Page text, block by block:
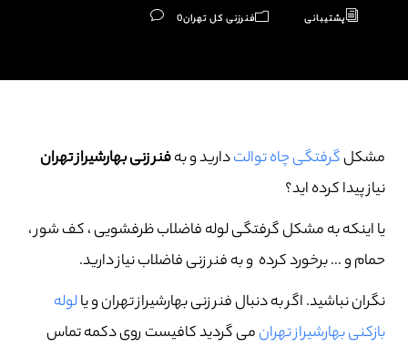
پشتیبانی فنرزنی کل تهران0
مشکلگرفتگی چاه توالتدارید و بهفنر زنی بهارشیراز تهران
نیاز پیدا کرده اید؟
یا اینکه به مشکل گرفتگی لوله فاضلاب ظرفشویی ، کف شور ،
حمام و … برخورد کرده و به فنر زنی فاضلاب نیاز دارید.
نگران نباشید. اگر به دنبال فنر زنی بهارشیراز تهران و یالوله
بازکنی بهارشیراز تهرانمی گردید کافیست روی دکمه تماس